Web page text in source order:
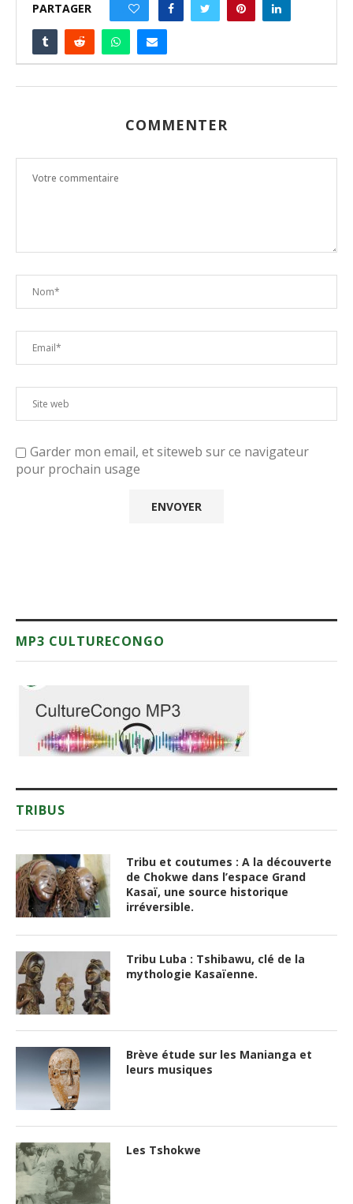
PARTAGER
COMMENTER
Garder mon email, et siteweb sur ce navigateur
pour prochain usage
MP3 CULTURECONGO
TRIBUS
Tribu et coutumes : A la découverte
de Chokwe dans l’espace Grand
Kasaï, une source historique
irréversible.
Tribu Luba : Tshibawu, clé de la
mythologie Kasaïenne.
Brève étude sur les Manianga et
leurs musiques
Les Tshokwe